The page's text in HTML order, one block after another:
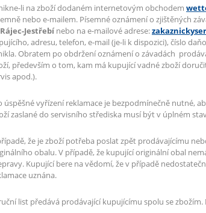
li na zboží dodaném internetovým obchodem
nebo e-mailem. Písemné oznámení o zjištěných
Jestřebínebo na e-mailové adrese:
adresu, telefon, e-mail (je-li k dispozici), číslo
Obratem po obdržení oznámení o závadách
především o tom, kam má kupující vadné zboží
apod.).
úspěšné vyřízení reklamace je bezpodmínečně nutné,
zaslané do servisního střediska musí být v úplném
že je zboží potřeba poslat zpět prodávajícímu
obalu. V případě, že kupující originální obal
Kupující bere na vědomí, že v případě
uznána.
list předává prodávající kupujícímu spolu se